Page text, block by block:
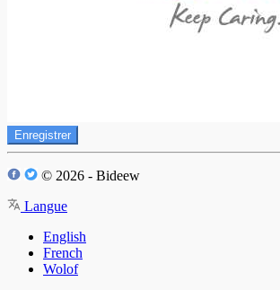
Enregistrer
© 2026 - Bideew
Langue
English
French
Wolof